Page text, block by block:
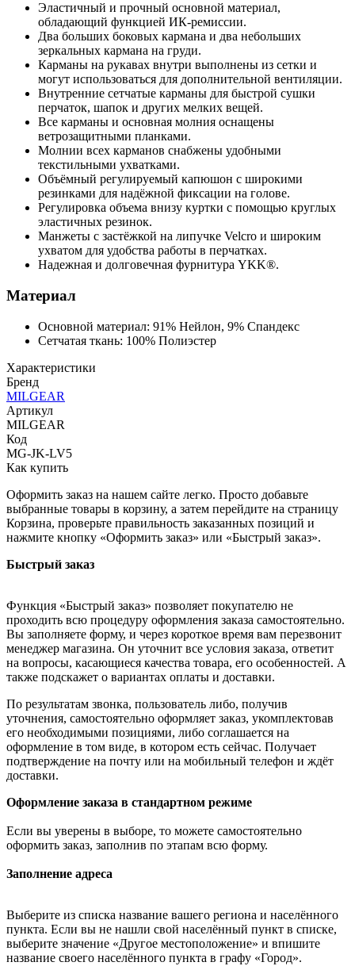
Эластичный и прочный основной материал,
обладающий функцией ИК-ремиссии.
Два больших боковых кармана и два небольших
зеркальных кармана на груди.
Карманы на рукавах внутри выполнены из сетки и
могут использоваться для дополнительной вентиляции.
Внутренние сетчатые карманы для быстрой сушки
перчаток, шапок и других мелких вещей.
Все карманы и основная молния оснащены
ветрозащитными планками.
Молнии всех карманов снабжены удобными
текстильными ухватками.
Объёмный регулируемый капюшон с широкими
резинками для надёжной фиксации на голове.
Регулировка объема внизу куртки с помощью круглых
эластичных резинок.
Манжеты с застёжкой на липучке Velcro и широким
ухватом для удобства работы в перчатках.
Надежная и долговечная фурнитура YKK®.
Материал
Основной материал: 91% Нейлон, 9% Спандекс
Сетчатая ткань: 100% Полиэстер
Характеристики
Бренд
MILGEAR
Артикул
MILGEAR
Код
MG-JK-LV5
Как купить
Оформить заказ на нашем сайте легко. Просто добавьте
выбранные товары в корзину, а затем перейдите на страницу
Корзина, проверьте правильность заказанных позиций и
нажмите кнопку «Оформить заказ» или «Быстрый заказ».
Быстрый заказ
Функция «Быстрый заказ» позволяет покупателю не
проходить всю процедуру оформления заказа самостоятельно.
Вы заполняете форму, и через короткое время вам перезвонит
менеджер магазина. Он уточнит все условия заказа, ответит
на вопросы, касающиеся качества товара, его особенностей. А
также подскажет о вариантах оплаты и доставки.
По результатам звонка, пользователь либо, получив
уточнения, самостоятельно оформляет заказ, укомплектовав
его необходимыми позициями, либо соглашается на
оформление в том виде, в котором есть сейчас. Получает
подтверждение на почту или на мобильный телефон и ждёт
доставки.
Оформление заказа в стандартном режиме
Если вы уверены в выборе, то можете самостоятельно
оформить заказ, заполнив по этапам всю форму.
Заполнение адреса
Выберите из списка название вашего региона и населённого
пункта. Если вы не нашли свой населённый пункт в списке,
выберите значение «Другое местоположение» и впишите
название своего населённого пункта в графу «Город».